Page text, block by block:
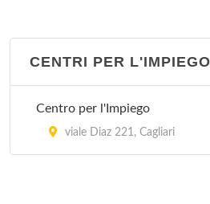
CENTRI PER L'IMPIEGO
Centro per l'Impiego
viale Diaz 221, Cagliari